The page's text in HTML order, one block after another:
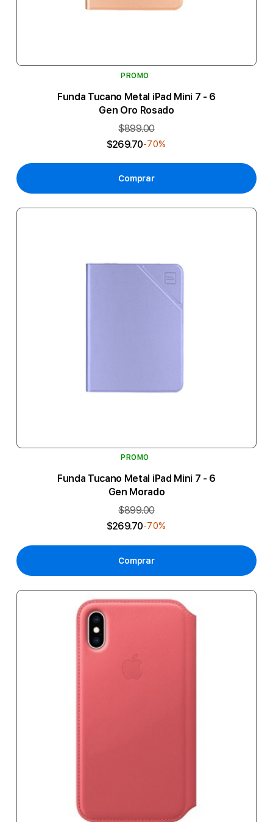
PROMO
Funda Tucano Metal iPad Mini 7 - 6
Gen Oro Rosado
$899.00
$269.70-70%
Comprar
PROMO
Funda Tucano Metal iPad Mini 7 - 6
Gen Morado
$899.00
$269.70-70%
Comprar